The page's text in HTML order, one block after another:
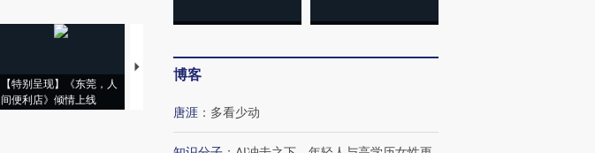
【特别呈现】《东莞，人
间便利店》倾情上线
【推广】走进第四届链博
会，让数智科技“链”接产
博客
唐涯 ： 多看少动